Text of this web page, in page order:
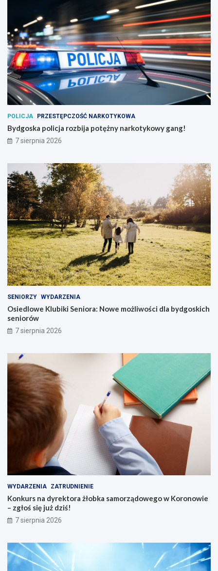
POLICJA PRZESTĘPCZOŚĆ NARKOTYKOWA
Bydgoska policja rozbija potężny narkotykowy gang!
7 sierpnia 2026
SENIORZY WYDARZENIA
Osiedlowe Klubiki Seniora: Nowe możliwości dla bydgoskich
seniorów
7 sierpnia 2026
WYDARZENIA ZATRUDNIENIE
Konkurs na dyrektora żłobka samorządowego w Koronowie
– zgłoś się już dziś!
7 sierpnia 2026